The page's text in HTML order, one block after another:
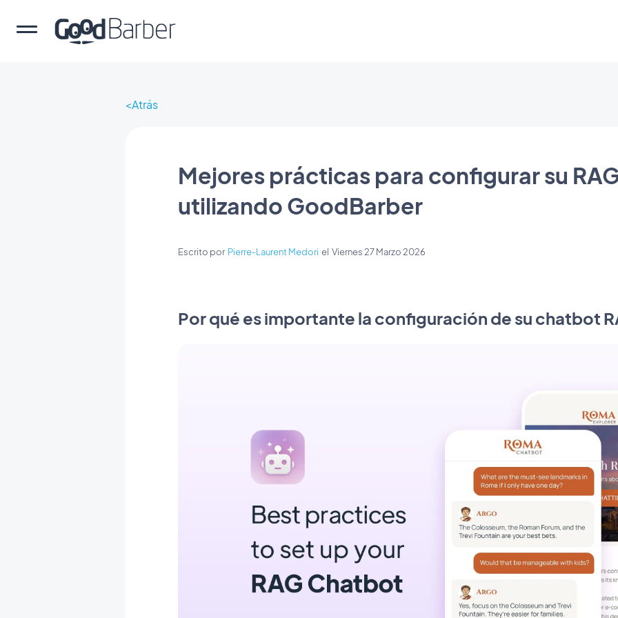
Atrás
Mejores prácticas para configurar su
utilizando GoodBarber
Escrito por Pierre-Laurent Medori el Viernes 27 Marzo 2026
Por qué es importante la configuración de su chatbot